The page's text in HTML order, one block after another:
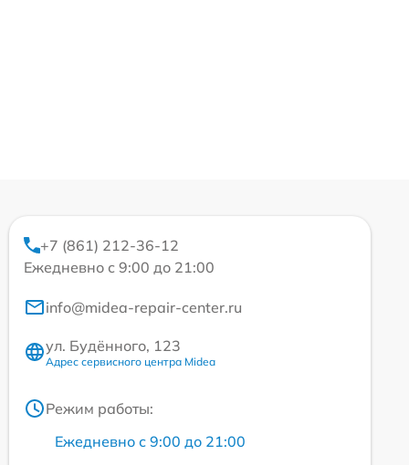
+7 (861) 212-36-12
Ежедневно с 9:00 до 21:00
info@midea-repair-center.ru
ул. Будённого, 123
Адрес сервисного центра Midea
Режим работы:
Ежедневно с 9:00 до 21:00